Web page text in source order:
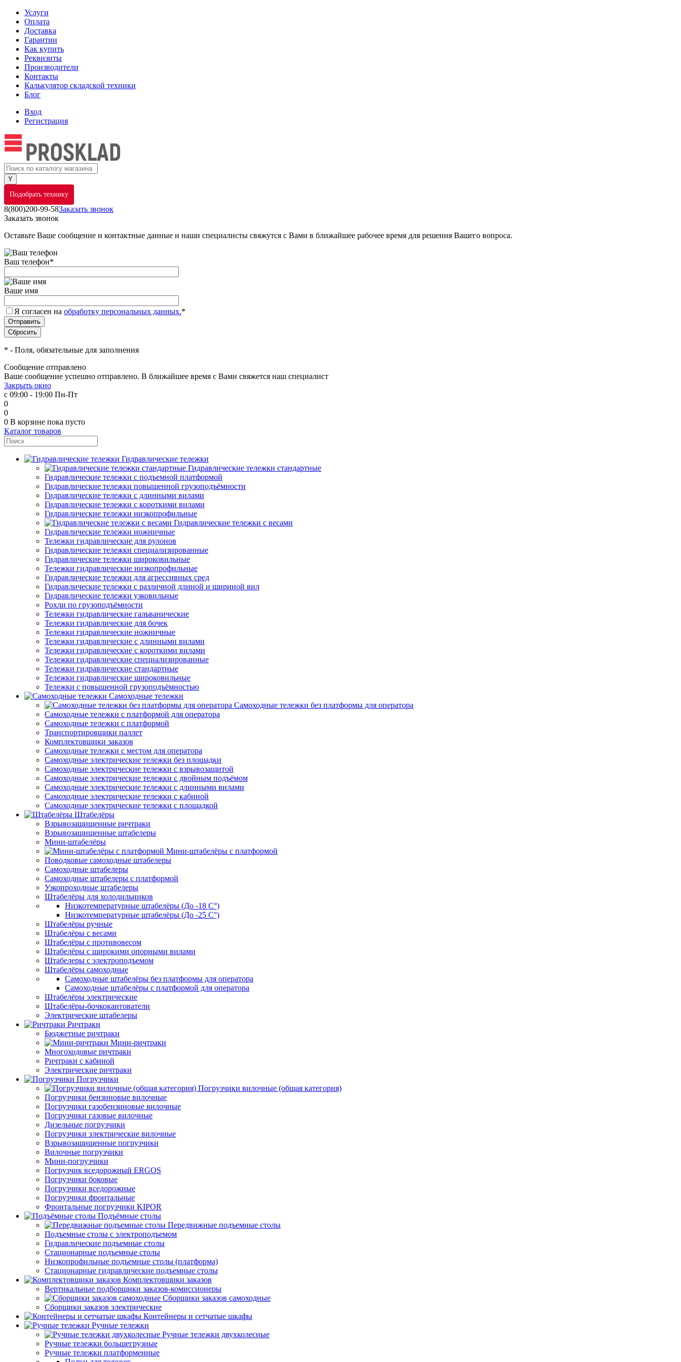
Услуги
Оплата
Доставка
Гарантии
Как купить
Реквизиты
Производители
Контакты
Калькулятор складской техники
Блог
Вход
Регистрация
Подобрать технику
8(800)200-99-58Заказать звонок
Заказать звонок
Оставьте Ваше сообщение и контактные данные и наши специалисты свяжутся с Вами в ближайшее рабочее время для решения Вашего вопроса.
Ваш телефон*
Ваше имя
Я согласен на обработку персональных данных.*
* - Поля, обязательные для заполнения
Сообщение отправлено
Ваше сообщение успешно отправлено. В ближайшее время с Вами свяжется наш специалист
Закрыть окно
с 09:00 - 19:00 Пн-Пт
0
0
0 В корзине пока пусто
Каталог товаров
Гидравлические тележки
Гидравлические тележки стандартные
Гидравлические тележки с подъемной платформой
Гидравлические тележки повышенной грузоподъёмности
Гидравлические тележки с длинными вилами
Гидравлические тележки с короткими вилами
Гидравлические тележки низкопрофильные
Гидравлические тележки с весами
Гидравлические тележки ножничные
Тележки гидравлические для рулонов
Гидравлические тележки специализированные
Гидравлические тележки широковильные
Тележки гидравлические низкопрофильные
Гидравлические тележки для агрессивных сред
Гидравлические тележки с различной длиной и шириной вил
Гидравлические тележки узковильные
Рохли по грузоподъёмности
Тележки гидравлические гальванические
Тележки гидравлические для бочек
Тележки гидравлические ножничные
Тележки гидравлические с длинными вилами
Тележки гидравлические с короткими вилами
Тележки гидравлические специализированные
Тележки гидравлические стандартные
Тележки гидравлические широковильные
Тележки с повышенной грузоподъёмностью
Самоходные тележки
Самоходные тележки без платформы для оператора
Самоходные тележки с платформой для оператора
Самоходные тележки с платформой
Транспортировщики паллет
Комплектовщики заказов
Самоходные тележки с местом для оператора
Самоходные электрические тележки без площадки
Самоходные электрические тележки с взрывозащитой
Самоходные электрические тележки с двойным подъёмом
Самоходные электрические тележки с длинными вилами
Самоходные электрические тележки с кабиной
Самоходные электрические тележки с площадкой
Штабелёры
Взрывозащищенные ричтраки
Взрывозащищенные штабелеры
Мини-штабелёры
Мини-штабелёры с платформой
Поводковые самоходные штабелеры
Самоходные штабелеры
Самоходные штабелеры с платформой
Узкопроходные штабелеры
Штабелёры для холодильников
Низкотемпературные штабелёры (До -18 C°)
Низкотемпературные штабелёры (До -25 C°)
Штабелёры ручные
Штабелёры с весами
Штабелёры с противовесом
Штабелёры с широкими опорными вилами
Штабелеры с электроподъемом
Штабелёры самоходные
Самоходные штабелёры без платформы для оператора
Самоходные штабелёры с платформой для оператора
Штабелёры электрические
Штабелёры-бочкокантователи
Электрические штабелеры
Ричтраки
Бюджетные ричтраки
Мини-ричтраки
Многоходовые ричтраки
Ричтраки с кабиной
Электрические ричтраки
Погрузчики
Погрузчики вилочные (общая категория)
Погрузчики бензиновые вилочные
Погрузчики газобензиновые вилочные
Погрузчики газовые вилочные
Дизельные погрузчики
Погрузчики электрические вилочные
Взрывозащищенные погрузчики
Вилочные погрузчики
Мини-погрузчики
Погрузчик вседорожный ERGOS
Погрузчики боковые
Погрузчики вседорожные
Погрузчики фронтальные
Фронтальные погрузчики KIPOR
Подъёмные столы
Передвижные подъемные столы
Подъемные столы с электроподъемом
Гидравлические подъемные столы
Стационарные подъемные столы
Низкопрофильные подъемные столы (платформа)
Стационарные гидравлические подъемные столы
Комплектовщики заказов
Вертикальные подборщики заказов-комиссионеры
Сборщики заказов самоходные
Сборщики заказов электрические
Контейнеры и сетчатые шкафы
Ручные тележки
Ручные тележки двухколесные
Ручные тележки большегрузные
Ручные тележки платформенные